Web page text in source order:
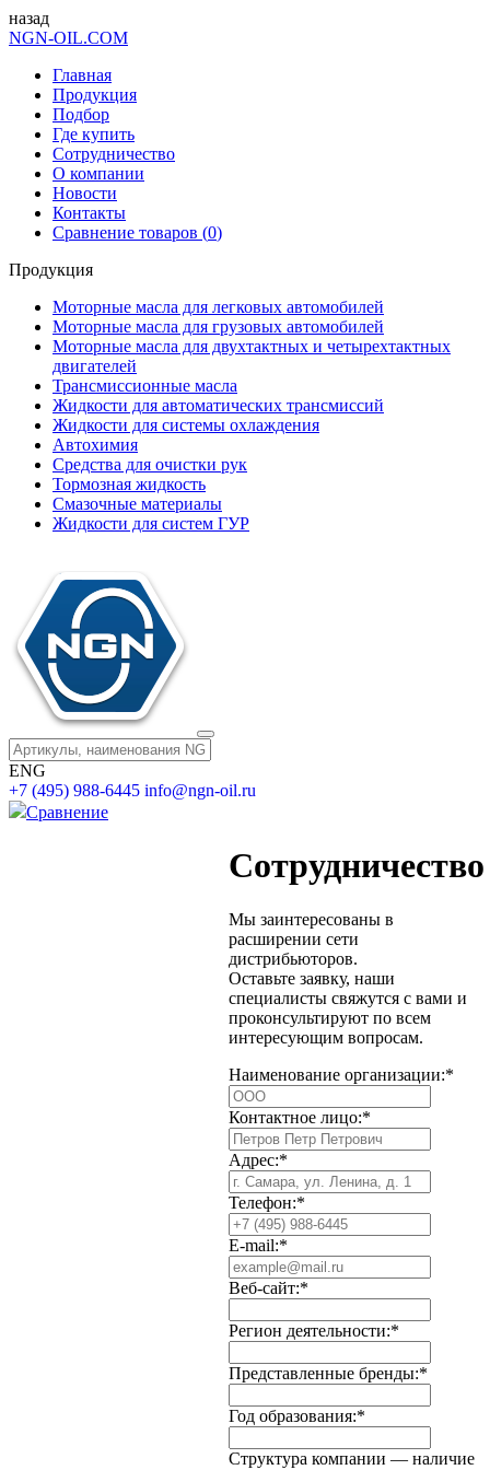
назад
NGN-OIL.COM
Главная
Продукция
Подбор
Где купить
Сотрудничество
О компании
Новости
Контакты
Сравнение товаров (0)
Продукция
Моторные масла для легковых автомобилей
Моторные масла для грузовых автомобилей
Моторные масла для двухтактных и четырехтактных
двигателей
Трансмиссионные масла
Жидкости для автоматических трансмиссий
Жидкости для системы охлаждения
Автохимия
Cредства для очистки рук
Тормозная жидкость
Смазочные материалы
Жидкости для систем ГУР
ENG
+7 (495) 988-6445 info@ngn-oil.ru
Сравнение
Сотрудничество
Мы заинтересованы в
расширении сети
дистрибьюторов.
Оставьте заявку, наши
специалисты свяжутся с вами и
проконсультируют по всем
интересующим вопросам.
Наименование организации:*
Контактное лицо:*
Адрес:*
Телефон:*
E-mail:*
Веб-сайт:*
Регион деятельности:*
Представленные бренды:*
Год образования:*
Структура компании — наличие